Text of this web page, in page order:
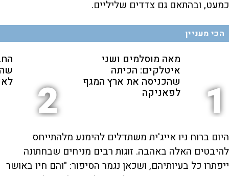
כמעט, ובהתאם גם צדדים שליליים.
הכי מעניין
1
מאה מוסלמים ושני
איטלקים: הכיתה
שהכניסה את ארץ המגף
לפאניקה 2
היום ברוח ניו אייג'ית משתדלים להימנע מלהתייחס
להיבטים האלה באהבה. זוגות רבים מניחים שבחתונה
ייפתרו כל בעיותיהם, ושכאן נגמר הסיפור: "והם חיו באושר